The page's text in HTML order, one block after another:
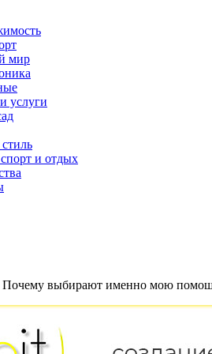
мир
услуги
и отдых
Почему выбирают именно мою